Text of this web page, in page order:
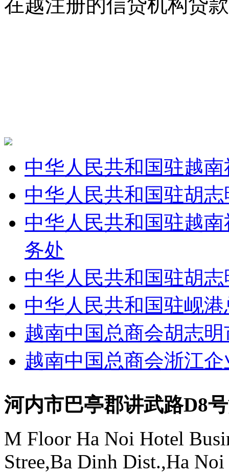
在越注册的信贷机构贷
中华人民共和国驻越
中华人民共和国驻胡
中华人民共和国驻越
务处
中华人民共和国驻胡
中华人民共和国驻岘
越南中国总商会胡志
越南中国总商会浙江
河内市巴亭郡讲武路D8
M Floor Ha Noi Hotel
Stree,Ba Dinh Dist.,Ha Noi